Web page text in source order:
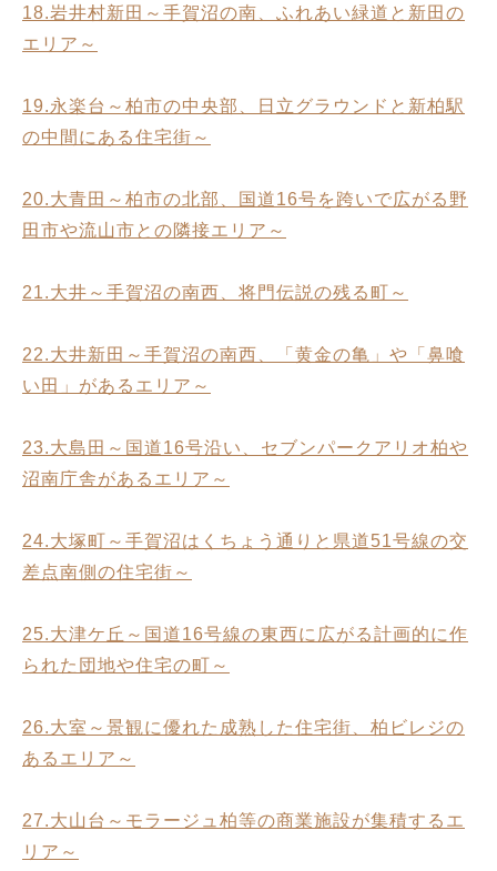
18.岩井村新田～手賀沼の南、ふれあい緑道と新田の
エリア～
19.永楽台～柏市の中央部、日立グラウンドと新柏駅
の中間にある住宅街～
20.大青田～柏市の北部、国道16号を跨いで広がる野
田市や流山市との隣接エリア～
21.大井～手賀沼の南西、将門伝説の残る町～
22.大井新田～手賀沼の南西、「黄金の亀」や「鼻喰
い田」があるエリア～
23.大島田～国道16号沿い、セブンパークアリオ柏や
沼南庁舎があるエリア～
24.大塚町～手賀沼はくちょう通りと県道51号線の交
差点南側の住宅街～
25.大津ケ丘～国道16号線の東西に広がる計画的に作
られた団地や住宅の町～
26.大室～景観に優れた成熟した住宅街、柏ビレジの
あるエリア～
27.大山台～モラージュ柏等の商業施設が集積するエ
リア～